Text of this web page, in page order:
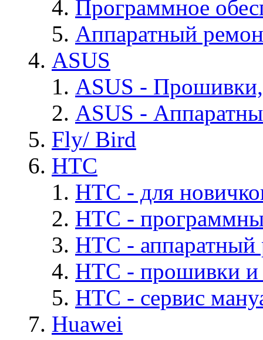
Программное
Аппаратный
ASUS
ASUS -
ASUS -
Fly/ Bird
HTC
HTC - для
HTC -
HTC - аппаратный
HTC - прошивки
HTC - cервис
Huawei